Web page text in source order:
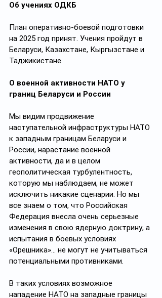
Об учениях ОДКБ
План оперативно-боевой подготовки
на 2025 год принят. Учения пройдут в
Беларуси, Казахстане, Кыргызстане и
Таджикистане.
О военной активности НАТО у
границ Беларуси и России
Мы видим продвижение
наступательной инфраструктуры НАТО
к западным границам Беларуси и
России, нарастание военной
активности, да и в целом
геополитическая турбулентность,
которую мы наблюдаем, не может
исключить никакие сценарии. Но мы
все знаем о том, что Российская
Федерация внесла очень серьезные
изменения в свою ядерную доктрину, а
испытания в боевых условиях
«Орешника»… не могут не учитываться
потенциальными противниками.
В таких условиях возможное
нападение НАТО на западные границы